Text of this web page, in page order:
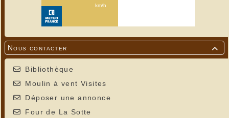

Nous contacter
Bibliothèque
Moulin à vent Visites
Déposer une annonce
Four de La Sotte